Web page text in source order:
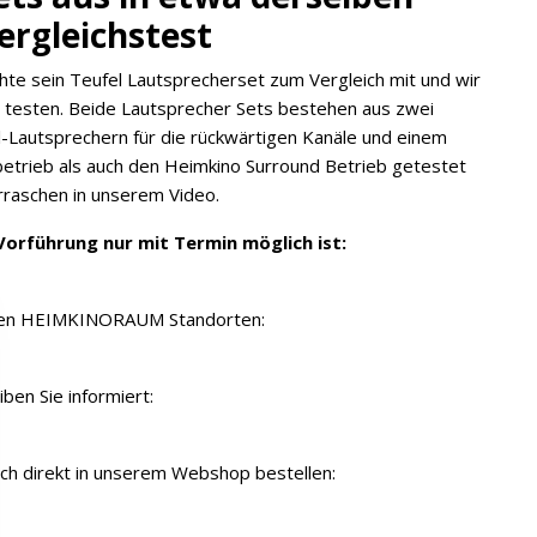
sein Teufel Lautsprecherset zum Vergleich mit und wir
Beide Lautsprecher Sets bestehen aus zwei
für die rückwärtigen Kanäle und einem
als auch den Heimkino Surround Betrieb getestet
in unserem Video.
nur mit Termin möglich ist:
HEIMKINORAUM Standorten:
Sie informiert:
direkt in unserem Webshop bestellen: